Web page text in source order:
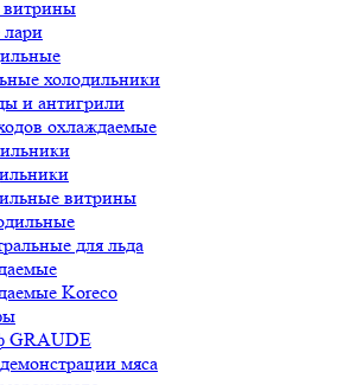
холодильники
и антигрили
охлаждаемые
витрины
для льда
Koreco
GRAUDE
мяса